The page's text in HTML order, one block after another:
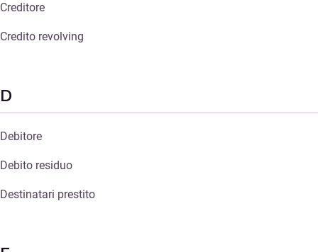
Creditore
Credito revolving
D
Debitore
Debito residuo
Destinatari prestito